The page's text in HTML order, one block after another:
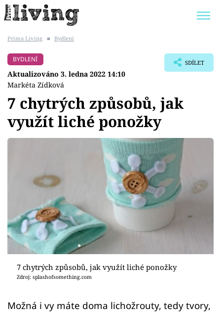
BYDLENÍ SLAVNÝCH
Témata
Zahrada
Sledujte prima+
Přihlášení
Prima Living ■ Bydlení
BYDLENÍ
Aktualizováno 3. ledna 2022 14:10
Markéta Zídková
SDÍLET
7 chytrých způsobů, jak
využít liché ponožky
7 chytrých způsobů, jak využít liché ponožky
Zdroj: splashofsomething.com
Možná i vy máte doma lichožrouty, tedy tvory,